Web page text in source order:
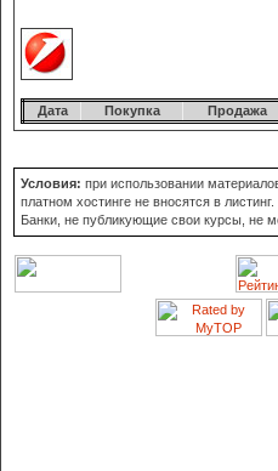
Дата Покупка Продажа
Условия: при использовании
платном хостинге не вносятся в листинг.
Банки, не публикующие свои курсы, не